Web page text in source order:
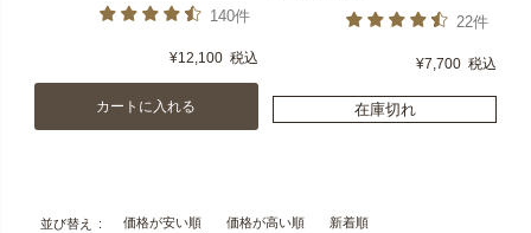
140件
¥12,100 税込
カートに入れる
22件
¥7,700 税込
在庫切れ
並び替え 価格が安い順 価格が高い順 新着順